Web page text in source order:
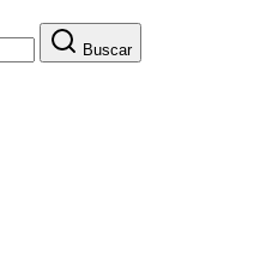
Buscar